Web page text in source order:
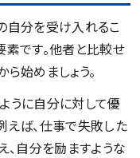
自分を受け入れるこ
素です。他者と比較せ
始めましょう。
うに自分に対して優
えば、仕事で失敗した
、自分を励ますような